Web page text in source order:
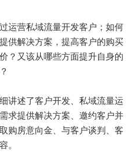
运营私域流量开发客户；如何
供解决方案，提高客户的购买
？又该从哪些方面提升自身的
讲述了客户开发、私域流量运
求提供解决方案、邀约客户并
购房意向金、与客户谈判、客
。